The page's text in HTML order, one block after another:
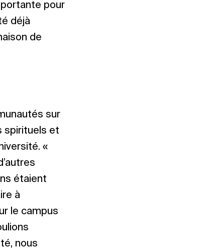
pour
déjà
de
sur
spirituels et
«
étaient
à
le campus
nous